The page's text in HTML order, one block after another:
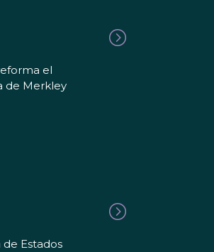
el
de Merkley
Estados